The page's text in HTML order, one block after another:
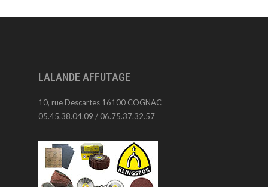
LALANDE AFFUTAGE
10, rue Descartes 16100 COGNAC
05.45.38.04.09 / 06.75.37.32.57